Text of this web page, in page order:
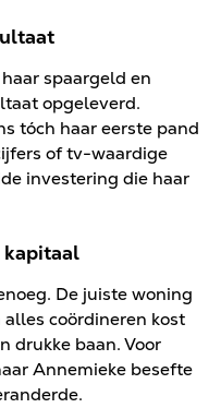
spaargeld en
opgeleverd.
tóch haar eerste pand
of tv-waardige
investering die haar
kapitaal
De juiste woning
coördineren kost
drukke baan. Voor
Annemieke besefte